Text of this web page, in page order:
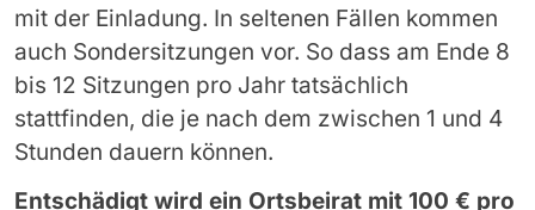
mit der Einladung. In seltenen Fällen kommen
auch Sondersitzungen vor. So dass am Ende 8
bis 12 Sitzungen pro Jahr tatsächlich
stattfinden, die je nach dem zwischen 1 und 4
Stunden dauern können.
Entschädigt wird ein Ortsbeirat mit 100 € pro